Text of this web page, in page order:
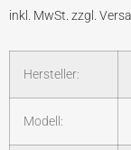
Hersteller:
Modell: